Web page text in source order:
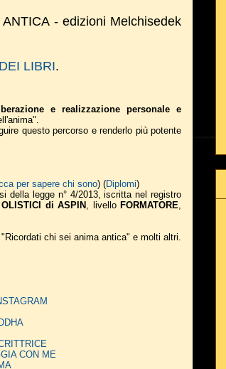
- edizioni Melchisedek
LIBRI.
e realizzazione personale e
questo percorso e renderlo più potente
per sapere chi sono) (Diplomi)
della legge n° 4/2013, iscritta nel registro
OLISTICI di ASPIN , livello FORMATORE,
chi sei anima antica" e molti altri.
CON ME